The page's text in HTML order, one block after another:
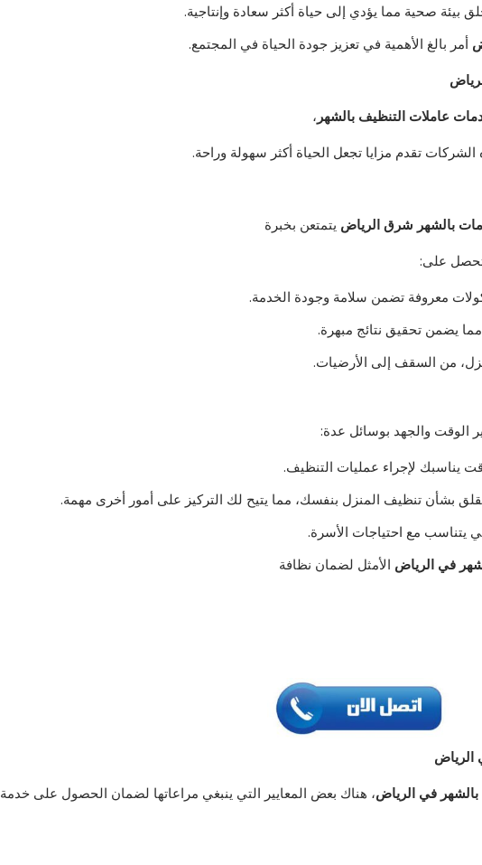
بيئة صحية مما يؤدي إلى حياة أكثر سعادة وإنتاجية.
أمر بالغ الأهمية في تعزيز جودة الحياة في المجتمع.
عاملات التنظيف بالشهر ،
الشركات تقدم مزايا تجعل الحياة أكثر سهولة وراحة.
بالشهر شرق الرياض يتمتعن بخبرة
على:
معروفة تضمن سلامة وجودة الخدمة.
يضمن تحقيق نتائج مبهرة.
من السقف إلى الأرضيات.
الوقت والجهد بوسائل عدة:
يناسبك لإجراء عمليات التنظيف.
بشأن تنظيف المنزل بنفسك، مما يتيح لك التركيز على أمور أخرى مهمة.
يتناسب مع احتياجات الأسرة.
في الرياض الأمثل لضمان نظافة
الرياض
في الرياض، هناك بعض المعايير التي ينبغي مراعاتها لضمان الحصول على خدمة